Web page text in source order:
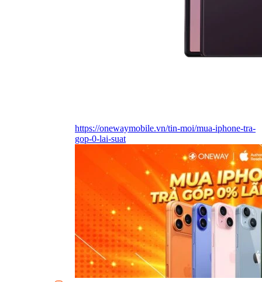
https://onewaymobile.vn/tin-moi/mua-iphone-tra-
gop-0-lai-suat